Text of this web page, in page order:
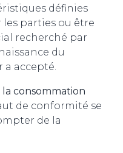
définies
les parties ou être
recherché par
du
a accepté.
la consommation
de conformité se
de la